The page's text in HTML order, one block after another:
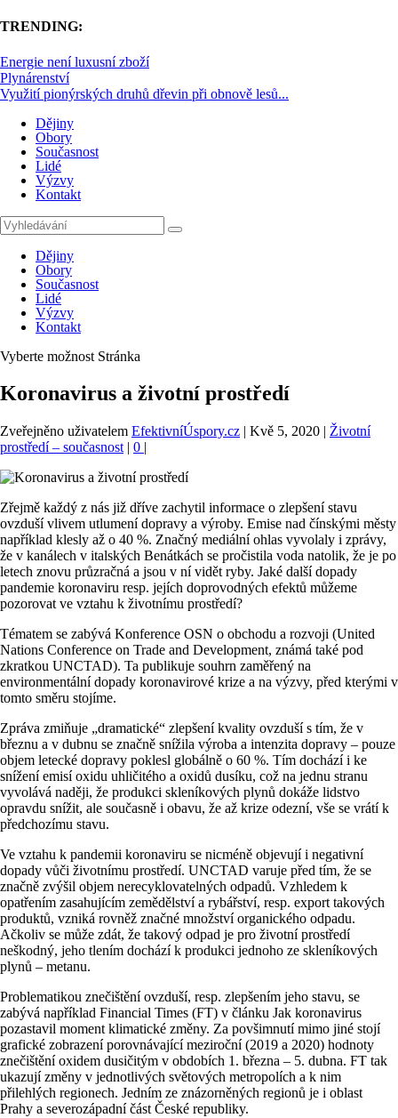
TRENDING:
Energie není luxusní zboží
Plynárenství
Využití pionýrských druhů dřevin při obnově lesů...
Dějiny
Obory
Současnost
Lidé
Výzvy
Kontakt
Dějiny
Obory
Současnost
Lidé
Výzvy
Kontakt
Vyberte možnost Stránka
Koronavirus a životní prostředí
Zveřejněno uživatelem EfektivníÚspory.cz | Kvě 5, 2020 | Životní
prostředí – současnost | 0 |
Zřejmě každý z nás již dříve zachytil informace o zlepšení stavu
ovzduší vlivem utlumení dopravy a výroby. Emise nad čínskými městy
například klesly až o 40 %. Značný mediální ohlas vyvolaly i zprávy,
že v kanálech v italských Benátkách se pročistila voda natolik, že je po
letech znovu průzračná a jsou v ní vidět ryby. Jaké další dopady
pandemie koronaviru resp. jejích doprovodných efektů můžeme
pozorovat ve vztahu k životnímu prostředí?
Tématem se zabývá Konference OSN o obchodu a rozvoji (United
Nations Conference on Trade and Development, známá také pod
zkratkou UNCTAD). Ta publikuje souhrn zaměřený na
environmentální dopady koronavirové krize a na výzvy, před kterými v
tomto směru stojíme.
Zpráva zmiňuje „dramatické“ zlepšení kvality ovzduší s tím, že v
březnu a v dubnu se značně snížila výroba a intenzita dopravy – pouze
objem letecké dopravy poklesl globálně o 60 %. Tím dochází i ke
snížení emisí oxidu uhličitého a oxidů dusíku, což na jednu stranu
vyvolává naději, že produkci skleníkových plynů dokáže lidstvo
opravdu snížit, ale současně i obavu, že až krize odezní, vše se vrátí k
předchozímu stavu.
Ve vztahu k pandemii koronaviru se nicméně objevují i negativní
dopady vůči životnímu prostředí. UNCTAD varuje před tím, že se
značně zvýšil objem nerecyklovatelných odpadů. Vzhledem k
opatřením zasahujícím zemědělství a rybářství, resp. export takových
produktů, vzniká rovněž značné množství organického odpadu.
Ačkoliv se může zdát, že takový odpad je pro životní prostředí
neškodný, jeho tlením dochází k produkci jednoho ze skleníkových
plynů – metanu.
Problematikou znečištění ovzduší, resp. zlepšením jeho stavu, se
zabývá například Financial Times (FT) v článku Jak koronavirus
pozastavil moment klimatické změny. Za povšimnutí mimo jiné stojí
grafické zobrazení porovnávající meziroční (2019 a 2020) hodnoty
znečištění oxidem dusičitým v obdobích 1. března – 5. dubna. FT tak
ukazují změny v jednotlivých světových metropolích a k nim
přilehlých regionech. Jedním ze znázorněných regionů je i oblast
Prahy a severozápadní část České republiky.